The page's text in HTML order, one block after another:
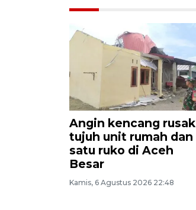
Angin kencang rusak
tujuh unit rumah dan
satu ruko di Aceh
Besar
Kamis, 6 Agustus 2026 22:48